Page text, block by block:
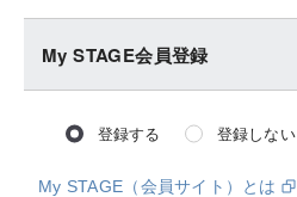
My STAGE会員登録
登録する 登録しない
My STAGE（会員サイト）とは